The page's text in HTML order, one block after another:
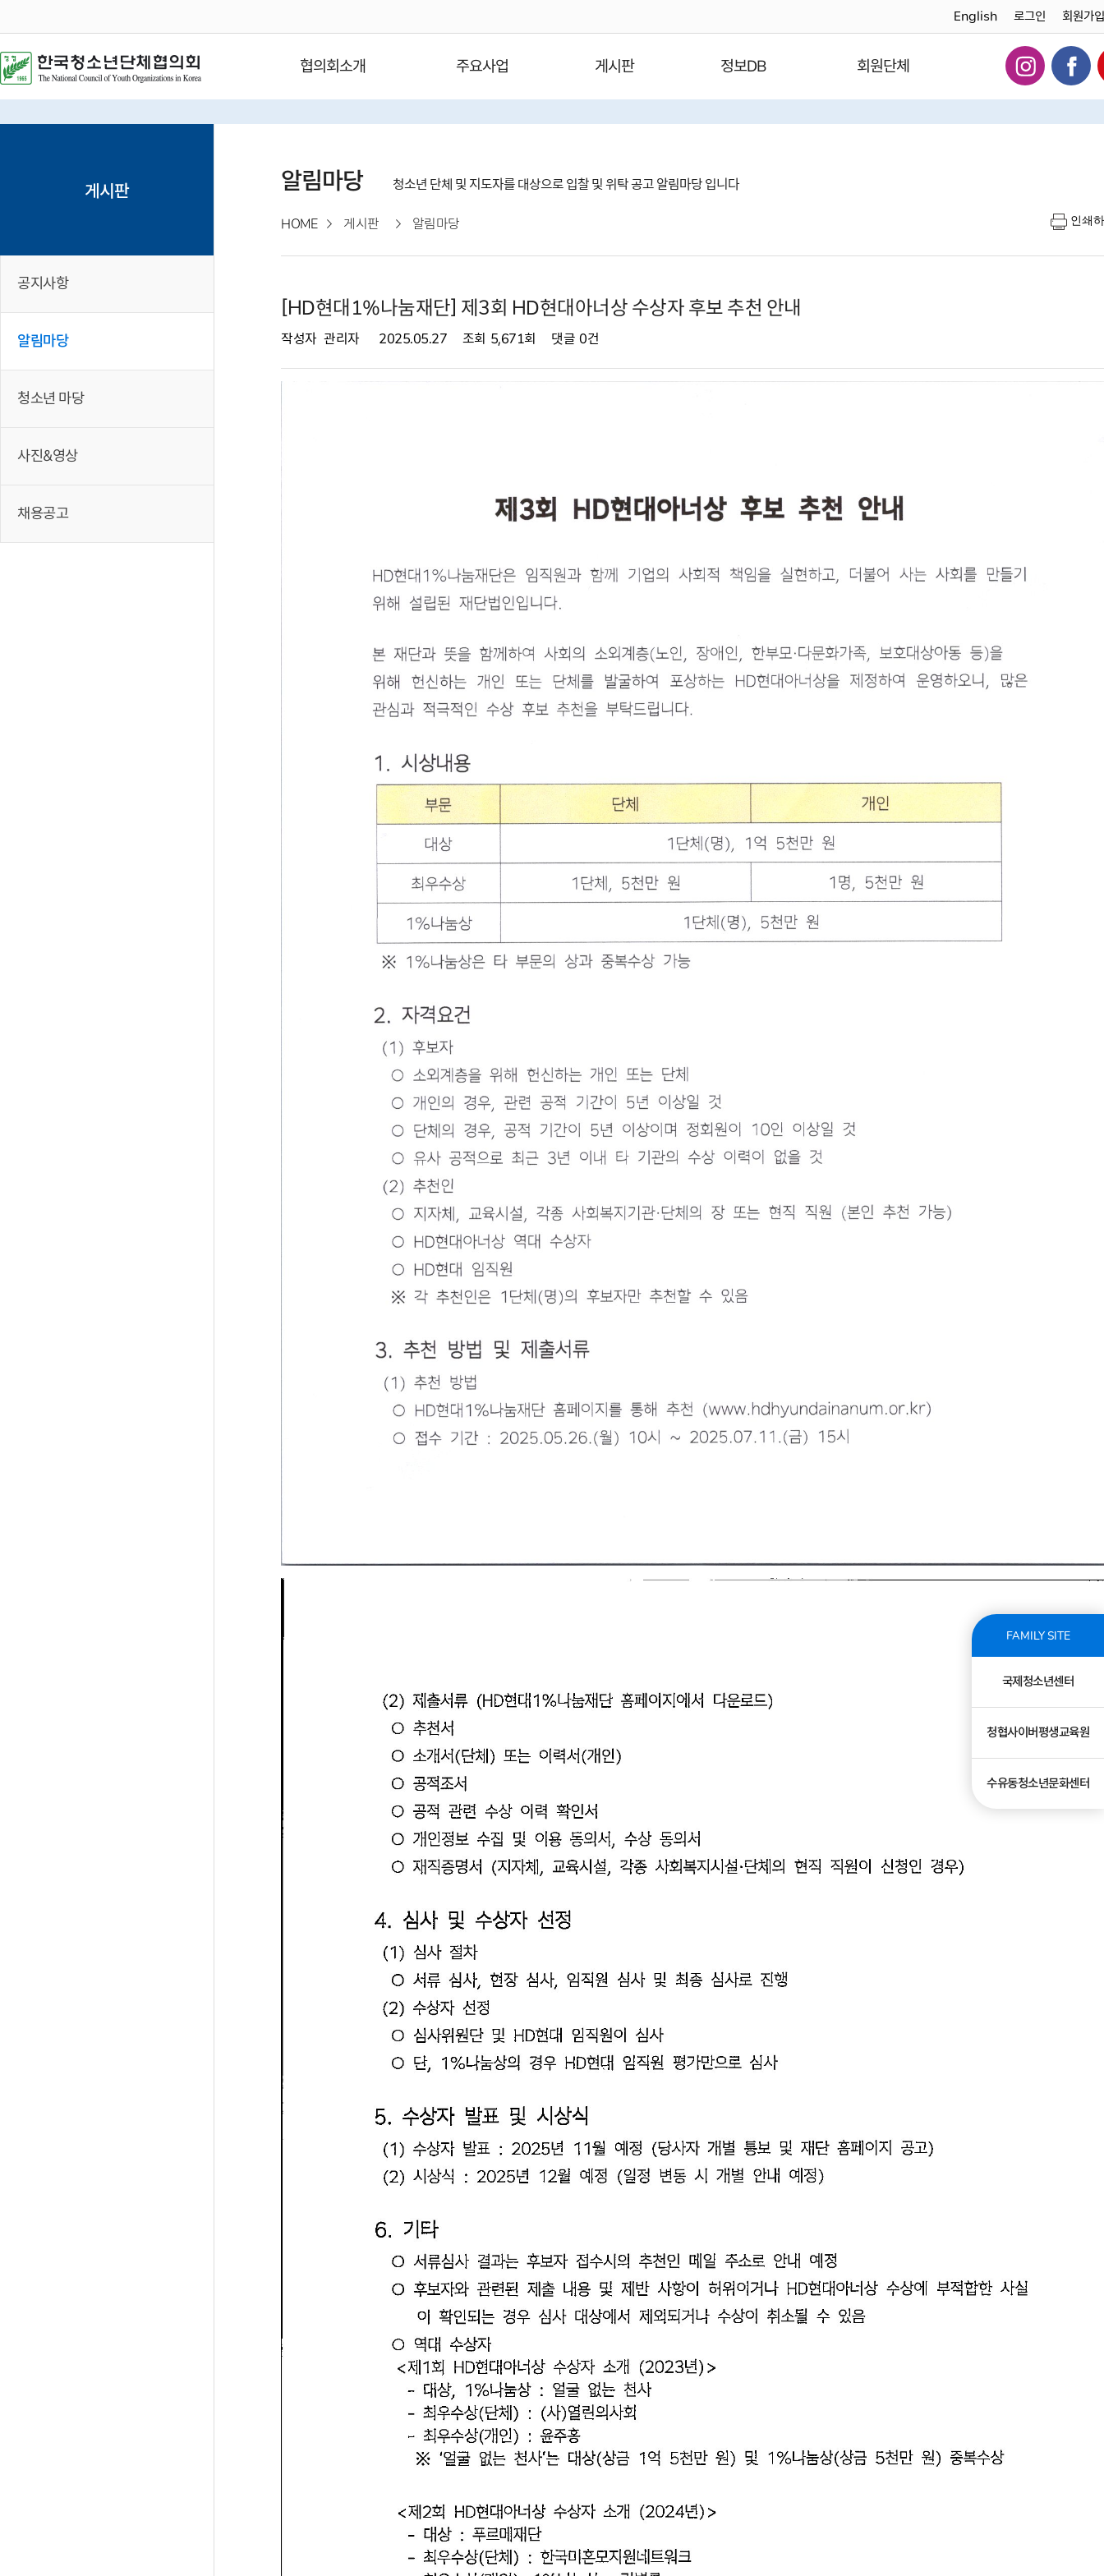
English 로그인 회원가입
협의회소개 주요사업 게시판 정보DB 회원단체
FAMILY SITE
국제청소년센터
청협사이버평생교육원
수유동청소년문화센터
게시판
공지사항
알림마당
청소년 마당
사진&영상
채용공고
알림마당 청소년 단체 및 지도자를 대상으로 입찰 및 위탁 공고 알림마당 입니다
HOME 게시판 알림마당 인쇄
[HD현대1%나눔재단] 제3회 HD현대아너상 수상자 후보 추천 안내
작성자 관리자 2025.05.27 조회 5,671회 댓글 0건